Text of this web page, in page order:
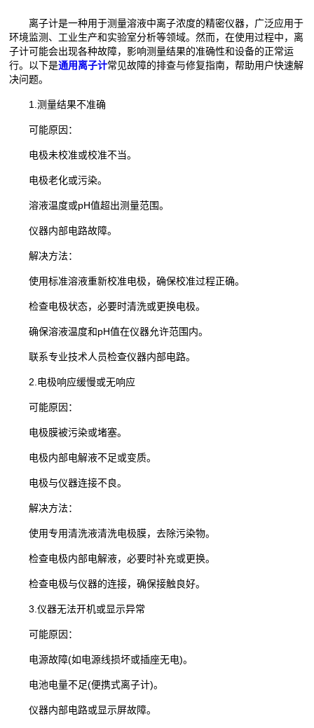
离子计是一种用于测量溶液中离子浓度的精密仪器，广泛应用于
环境监测、工业生产和实验室分析等领域。然而，在使用过程中，离
子计可能会出现各种故障，影响测量结果的准确性和设备的正常运
行。以下是通用离子计常见故障的排查与修复指南，帮助用户快速解
决问题。
1.​测量结果不准确
可能原因：​
电极未校准或校准不当。
电极老化或污染。
溶液温度或pH值超出测量范围。
仪器内部电路故障。
解决方法：​
使用标准溶液重新校准电极，确保校准过程正确。
检查电极状态，必要时清洗或更换电极。
确保溶液温度和pH值在仪器允许范围内。
联系专业技术人员检查仪器内部电路。
2.​电极响应缓慢或无响应
可能原因：​
电极膜被污染或堵塞。
电极内部电解液不足或变质。
电极与仪器连接不良。
解决方法：​
使用专用清洗液清洗电极膜，去除污染物。
检查电极内部电解液，必要时补充或更换。
检查电极与仪器的连接，确保接触良好。
3.​仪器无法开机或显示异常
可能原因：​
电源故障(如电源线损坏或插座无电)。
电池电量不足(便携式离子计)。
仪器内部电路或显示屏故障。